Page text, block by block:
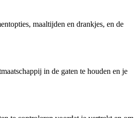
maaltijden en drankjes, en de
in de gaten te houden en je